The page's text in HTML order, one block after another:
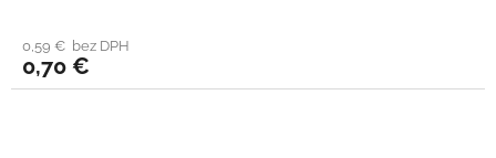
0,59 € bez DPH
0,70 €